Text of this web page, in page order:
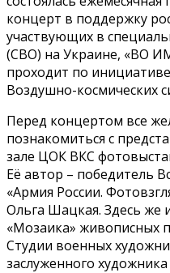
концерт в поддержку
участвующих в
(СВО) на Украине, «ВО
проходит по
Воздушно-космических
Перед концертом все
познакомиться с
зале ЦОК ВКС
Её автор – победитель
«Армия России.
Ольга Шацкая. Здесь же
«Мозаика» живописных
Студии военных
заслуженного